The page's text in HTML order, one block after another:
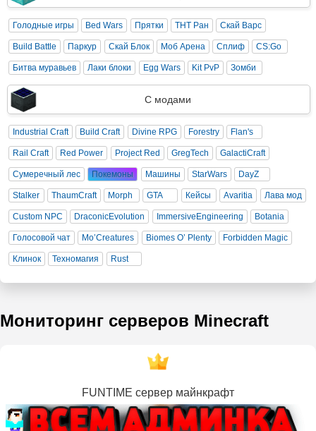
Голодные игры Bed Wars Прятки ТНТ Ран Скай Варс
Build Battle Паркур Скай Блок Моб Арена Сплиф CS:Go
Битва муравьев Лаки блоки Egg Wars Kit PvP Зомби
С модами
Industrial Craft Build Craft Divine RPG Forestry Flan's
Rail Craft Red Power Project Red GregTech GalactiCraft
Сумеречный лес Покемоны Машины StarWars DayZ
Stalker ThaumCraft Morph GTA Кейсы Avaritia Лава мод
Custom NPC DraconicEvolution ImmersiveEngineering Botania
Голосовой чат Mo’Creatures Biomes O’ Plenty Forbidden Magic
Клинок Техномагия Rust
Мониторинг серверов Minecraft
FUNTIME сервер майнкрафт